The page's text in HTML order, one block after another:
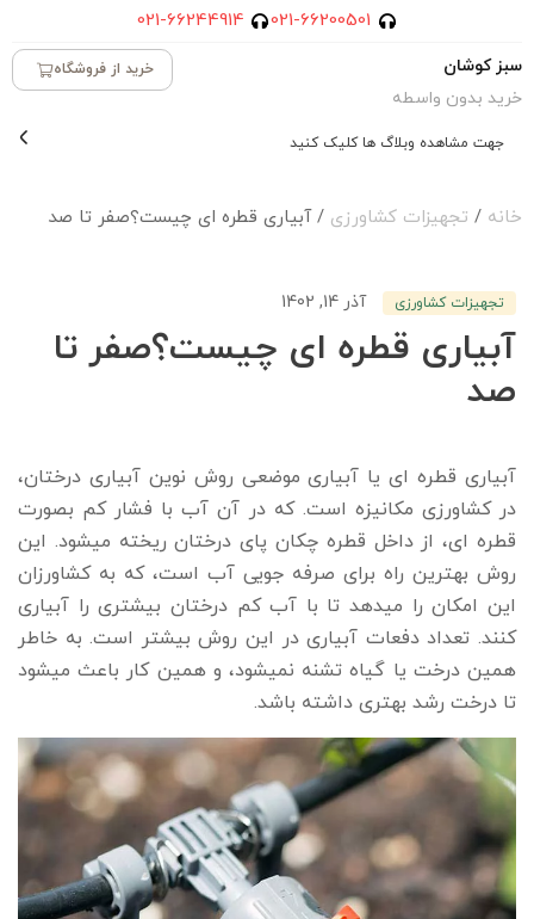
021-66200501
021-66244914
سبز کوشان خرید از فروشگاه
خرید بدون واسطه
جهت مشاهده وبلاگ ها کلیک کنید
خانه / تجهیزات کشاورزی / آبیاری قطره ای چیست؟صفر تا صد
تجهیزات کشاورزی آذر 14, 1402
آبیاری قطره ای چیست؟صفر تا
صد
آبیاری قطره ای یا آبیاری موضعی روش نوین آبیاری درختان،
در کشاورزی مکانیزه است. که در آن آب با فشار کم بصورت
قطره ای، از داخل قطره چکان پای درختان ریخته میشود. این
روش بهترین راه برای صرفه جویی آب است، که به کشاورزان
این امکان را میدهد تا با آب کم درختان بیشتری را آبیاری
کنند. تعداد دفعات آبیاری در این روش بیشتر است. به خاطر
همین درخت یا گیاه تشنه نمیشود، و همین کار باعث میشود
تا درخت رشد بهتری داشته باشد.